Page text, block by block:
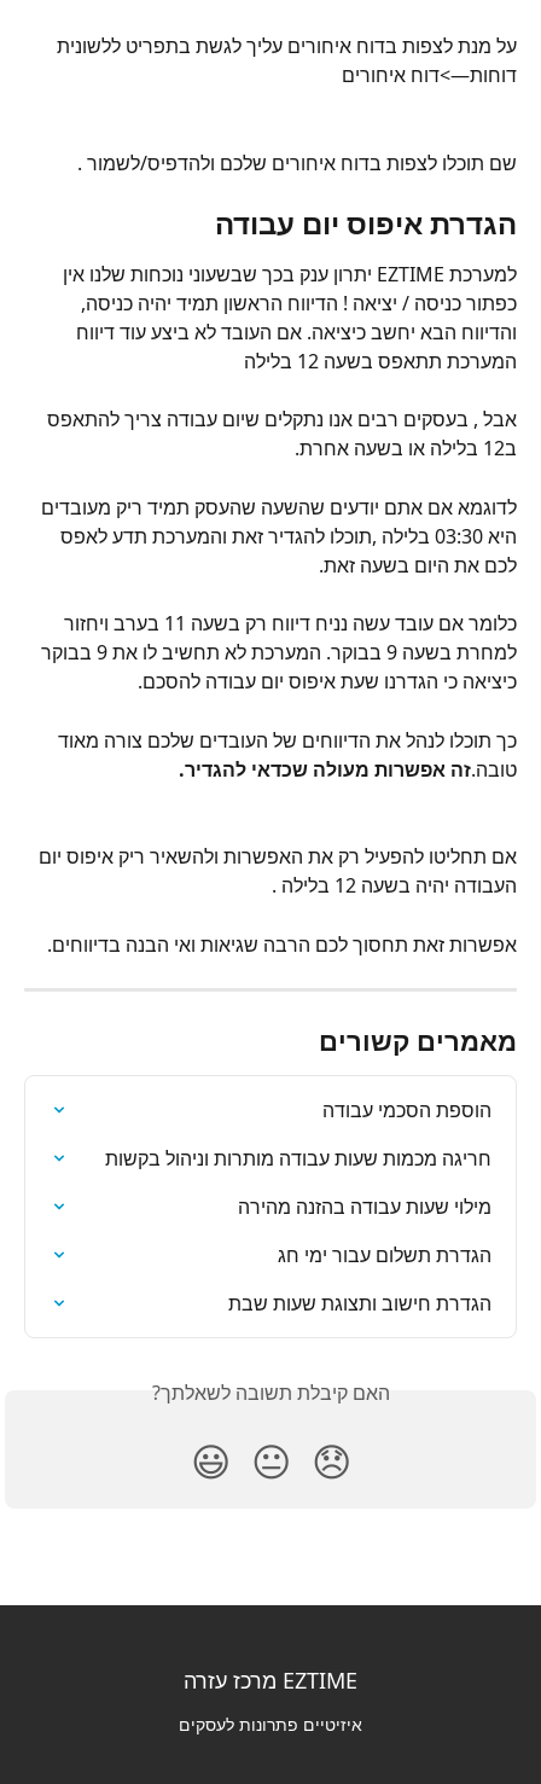
על מנת לצפות בדוח איחורים עליך לגשת בתפריט ללשונית
דוחות—>דוח איחורים
שם תוכלו לצפות בדוח איחורים שלכם ולהדפיס/לשמור .
הגדרת איפוס יום עבודה
למערכת EZTIME יתרון ענק בכך שבשעוני נוכחות שלנו אין
כפתור כניסה / יציאה ! הדיווח הראשון תמיד יהיה כניסה,
והדיווח הבא יחשב כיציאה. אם העובד לא ביצע עוד דיווח
המערכת תתאפס בשעה 12 בלילה
אבל , בעסקים רבים אנו נתקלים שיום עבודה צריך להתאפס
ב12 בלילה או בשעה אחרת.
לדוגמא אם אתם יודעים שהשעה שהעסק תמיד ריק מעובדים
היא 03:30 בלילה ,תוכלו להגדיר זאת והמערכת תדע לאפס
לכם את היום בשעה זאת.
כלומר אם עובד עשה נניח דיווח רק בשעה 11 בערב ויחזור
למחרת בשעה 9 בבוקר. המערכת לא תחשיב לו את 9 בבוקר
כיציאה כי הגדרנו שעת איפוס יום עבודה להסכם.
כך תוכלו לנהל את הדיווחים של העובדים שלכם צורה מאוד
טובה.זה אפשרות מעולה שכדאי להגדיר.
אם תחליטו להפעיל רק את האפשרות ולהשאיר ריק איפוס יום
העבודה יהיה בשעה 12 בלילה .
אפשרות זאת תחסוך לכם הרבה שגיאות ואי הבנה בדיווחים.
מאמרים קשורים
הוספת הסכמי עבודה
חריגה מכמות שעות עבודה מותרות וניהול בקשות
מילוי שעות עבודה בהזנה מהירה
הגדרת תשלום עבור ימי חג
הגדרת חישוב ותצוגת שעות שבת
האם קיבלת תשובה לשאלתך?
😞
😐
😃
EZTIME מרכז עזרה
איזיטיים פתרונות לעסקים